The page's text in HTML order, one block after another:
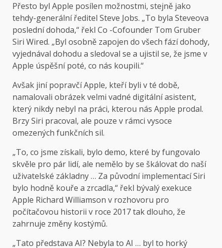
Přesto byl Apple posílen možnostmi, stejně jako
tehdy-generální ředitel Steve Jobs. „To byla Steveova
poslední dohoda,“ řekl Co -Cofounder Tom Gruber
Siri Wired. „Byl osobně zapojen do všech fází dohody,
vyjednával dohodu a sledoval se a ujistil se, že jsme v
Apple úspěšní poté, co nás koupili.“
Avšak jiní popravčí Apple, kteří byli v té době,
namalovali obrázek velmi vadné digitální asistent,
který nikdy nebyl na práci, kterou nás Apple prodal.
Brzy Siri pracoval, ale pouze v rámci vysoce
omezených funkčních sil.
„To, co jsme získali, bylo demo, které by fungovalo
skvěle pro pár lidí, ale nemělo by se škálovat do naší
uživatelské základny … Za původní implementací Siri
bylo hodně kouře a zrcadla,“ řekl bývalý exekuce
Apple Richard Williamson v rozhovoru pro
počítačovou historii v roce 2017 tak dlouho, že
zahrnuje změny kostýmů.
„Tato představa AI? Nebyla to AI … byl to horký